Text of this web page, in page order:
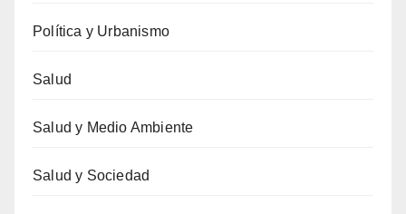
Política y Urbanismo
Salud
Salud y Medio Ambiente
Salud y Sociedad